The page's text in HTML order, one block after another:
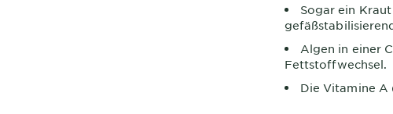
Sogar ein
Algen in einer
Fettstoffwechsel.
Die Vitamine A